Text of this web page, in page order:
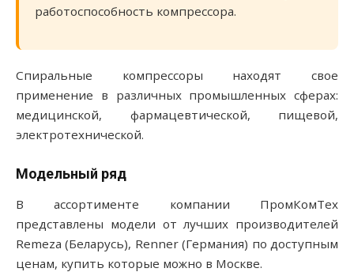
работоспособность компрессора.
Спиральные компрессоры находят свое
применение в различных промышленных сферах:
медицинской, фармацевтической, пищевой,
электротехнической.
Модельный ряд
В ассортименте компании ПромКомТех
представлены модели от лучших производителей
Remeza (Беларусь), Renner (Германия) по доступным
ценам, купить которые можно в Москве.